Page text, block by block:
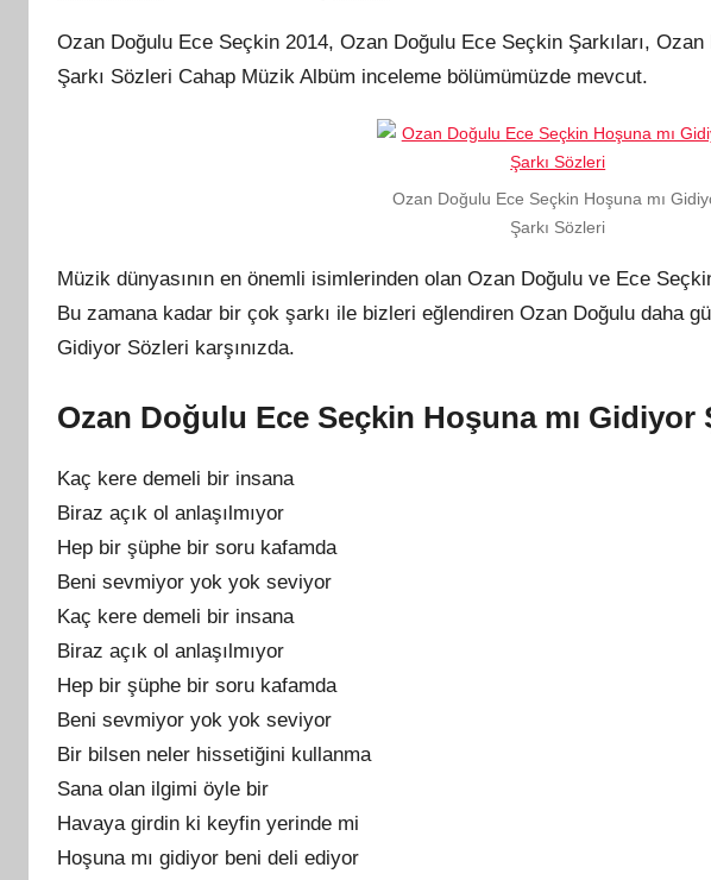
Ozan Doğulu Ece Seçkin 2014, Ozan Doğulu Ece Seçkin Şarkıları,
Şarkı Sözleri Cahap Müzik Albüm inceleme bölümümüzde mevcut.
Ozan Doğulu Ece Seçkin Hoşuna mı
Şarkı Sözleri
Müzik dünyasının en önemli isimlerinden olan Ozan Doğulu ve Ece
Bu zamana kadar bir çok şarkı ile bizleri eğlendiren Ozan Doğulu daha
Gidiyor Sözleri karşınızda.
Ozan Doğulu Ece Seçkin Hoşuna mı Gidiyor
Kaç kere demeli bir insana
Biraz açık ol anlaşılmıyor
Hep bir şüphe bir soru kafamda
Beni sevmiyor yok yok seviyor
Kaç kere demeli bir insana
Biraz açık ol anlaşılmıyor
Hep bir şüphe bir soru kafamda
Beni sevmiyor yok yok seviyor
Bir bilsen neler hissetiğini kullanma
Sana olan ilgimi öyle bir
Havaya girdin ki keyfin yerinde mi
Hoşuna mı gidiyor beni deli ediyor